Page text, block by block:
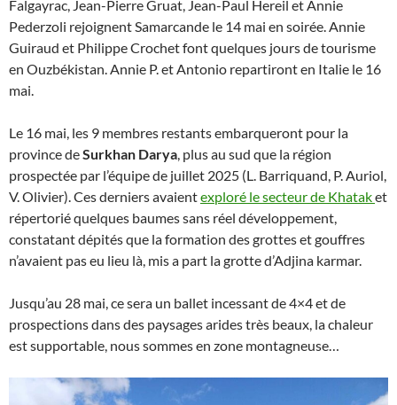
Falgayrac, Jean-Pierre Gruat, Jean-Paul Hereil et Annie
Pederzoli rejoignent Samarcande le 14 mai en soirée. Annie
Guiraud et Philippe Crochet font quelques jours de tourisme
en Ouzbékistan. Annie P. et Antonio repartiront en Italie le 16
mai.
Le 16 mai, les 9 membres restants embarqueront pour la
province deSurkhan Darya, plus au sud que la région
prospectée par l’équipe de juillet 2025 (L. Barriquand, P. Auriol,
V. Olivier). Ces derniers avaientexploré le secteur de Khataket
répertorié quelques baumes sans réel développement,
constatant dépités que la formation des grottes et gouffres
n’avaient pas eu lieu là, mis a part la grotte d’Adjina karmar.
Jusqu’au 28 mai, ce sera un ballet incessant de 4×4 et de
prospections dans des paysages arides très beaux, la chaleur
est supportable, nous sommes en zone montagneuse…